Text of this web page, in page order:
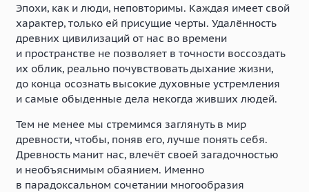
Эпохи, как и люди, неповторимы. Каждая имеет свой
характер, только ей присущие черты. Удалённость
древних цивилизаций от нас во времени
и пространстве не позволяет в точности воссоздать
их облик, реально почувствовать дыхание жизни,
до конца осознать высокие духовные устремления
и самые обыденные дела некогда живших людей.
Тем не менее мы стремимся заглянуть в мир
древности, чтобы, поняв его, лучше понять себя.
Древность манит нас, влечёт своей загадочностью
и необъяснимым обаянием. Именно
в парадоксальном сочетании многообразия